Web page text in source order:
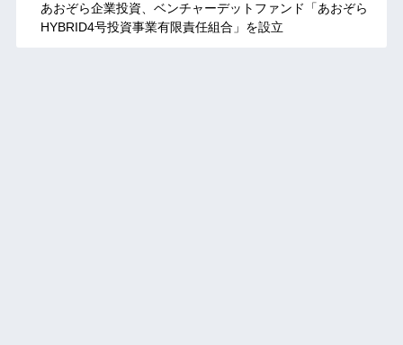
あおぞら企業投資、ベンチャーデットファンド「あおぞら
HYBRID4号投資事業有限責任組合」を設立